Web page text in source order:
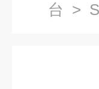
台 >